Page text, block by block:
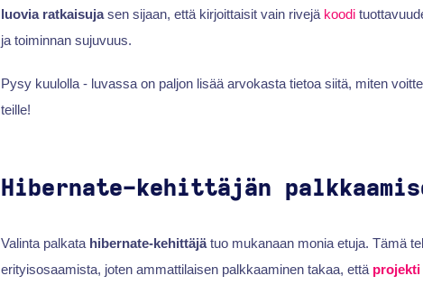
luovia ratkaisujasen sijaan, että kirjoittaisit vain rivejä koodi
ja toiminnan sujuvuus.
Pysy kuulolla - luvassa on paljon lisää arvokasta tietoa siitä, miten voitte
teille!
Hibernate-kehittäjän
Valinta palkata hibernate-kehittäjätuo mukanaan monia etuja. Tämä
erityisosaamista, joten ammattilaisen palkkaaminen takaa, että projekti